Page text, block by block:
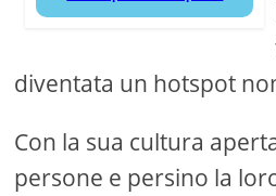
diventata un hotspot
Con la sua cultura
persone e persino la